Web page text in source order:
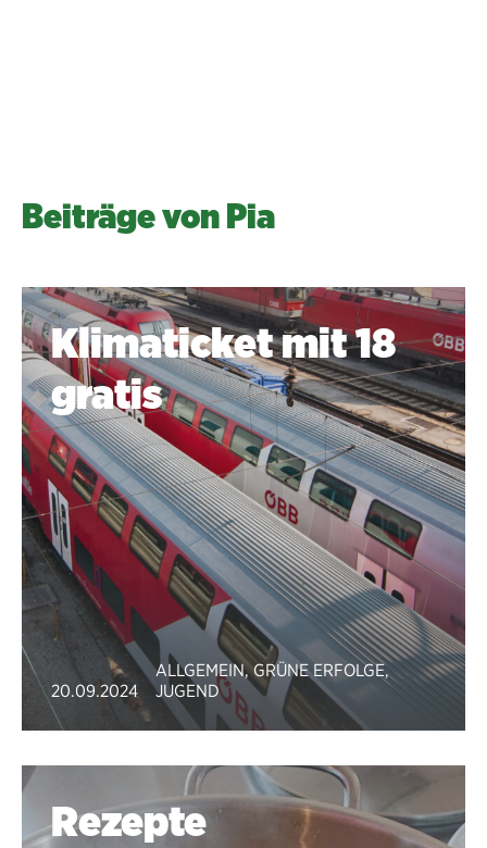
Beiträge von Pia
Klimaticket mit 18
gratis
20.09.2024
ALLGEMEIN,GRÜNE ERFOLGE,
JUGEND
Rezepte